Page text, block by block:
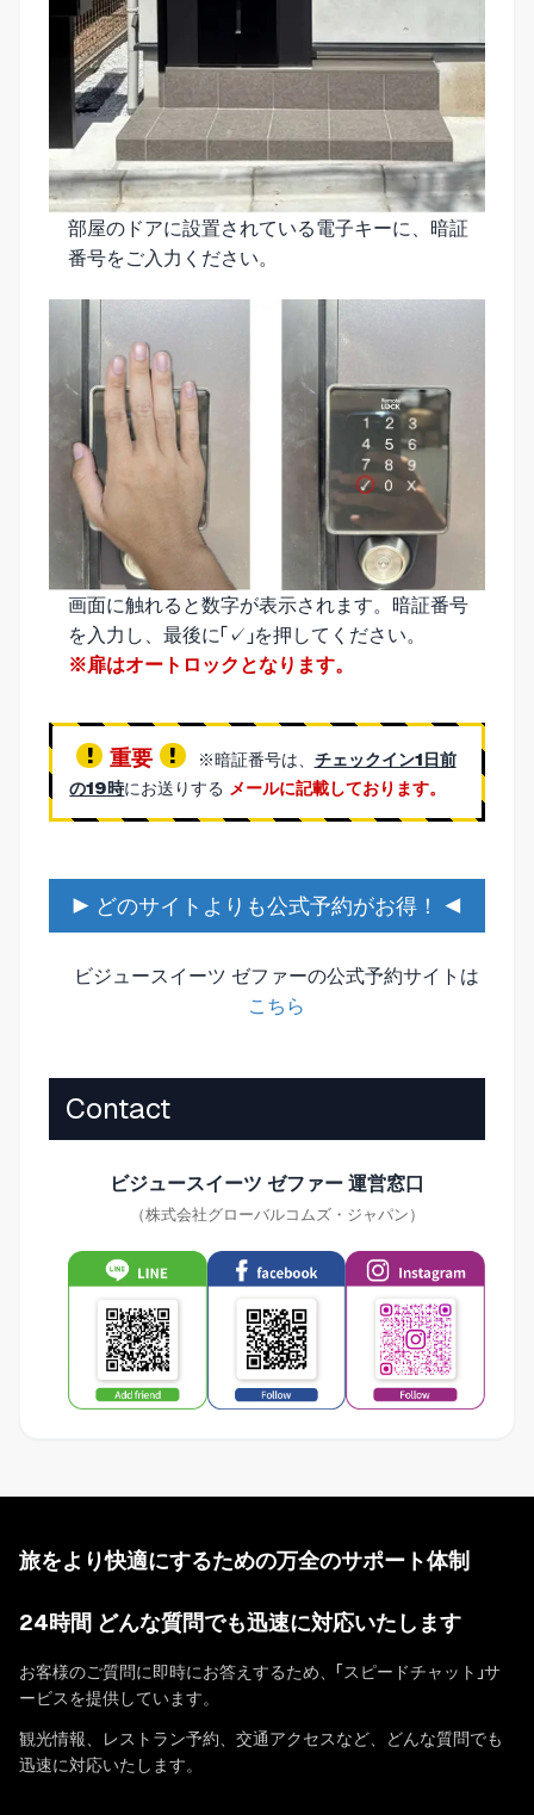
部屋のドアに設置されている電子キーに、暗証
番号をご入力ください。
画面に触れると数字が表示されます。暗証番号
を入力し、最後に「✓」を押してください。
※扉はオートロックとなります。
重要 ※暗証番号は、 チェックイン1日前
の19時にお送りする メールに記載しております。
▶ どのサイトよりも公式予約がお得！ ◀
ビジュースイーツ ゼファーの公式予約サイトは
こちら
Contact
ビジュースイーツ ゼファー 運営窓口
（株式会社グローバルコムズ・ジャパン）
旅をより快適にするための万全のサポート体制
24時間 どんな質問でも迅速に対応いたします
お客様のご質問に即時にお答えするため、「スピードチャット」サ
ービスを提供しています。
観光情報、レストラン予約、交通アクセスなど、どんな質問でも
迅速に対応いたします。